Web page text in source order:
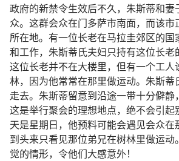
政府的新禁令生效后不久，朱斯蒂和
众。这群会众在门多萨市南面，而该
所在地。有一位长老在马拉圭郊区的
和工作，朱斯蒂氏夫妇只持有这位长
这位长老并不在大楼里，但有一个工
林，因为他常常在那里做运动。朱斯
走去。朱斯蒂留意到沿途一带十分僻
这是举行聚会的理想地点，绝不会引起
天是星期日，他预料可能会遇见会众
到头来只看见那位弟兄在树林里做运
觉的情形，令他们大感意外！